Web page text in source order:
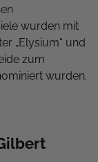
wurden mit
„Elysium“ und
zum
wurden.